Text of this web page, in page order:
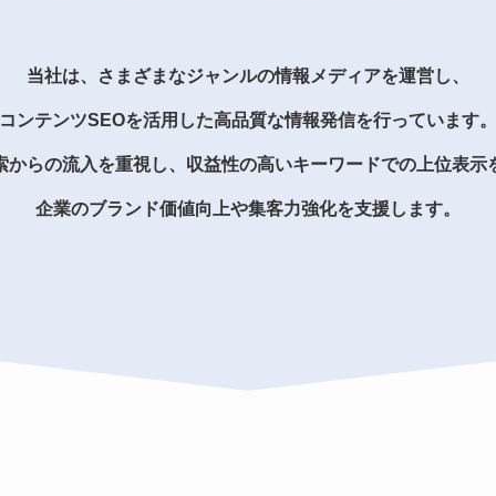
当社は、さまざまなジャンルの情報メディアを運営し、
コンテンツSEOを活用した高品質な情報発信を行っています。
からの流入を重視し、収益性の高いキーワードでの上位表示
企業のブランド価値向上や集客力強化を支援します。